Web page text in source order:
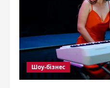
Шоу-бізнес